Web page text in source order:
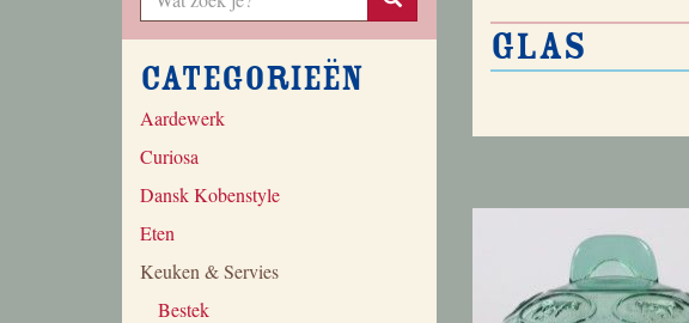
Categorieën
Aardewerk
Curiosa
Dansk Kobenstyle
Eten
Keuken & Servies
Bestek
Glas